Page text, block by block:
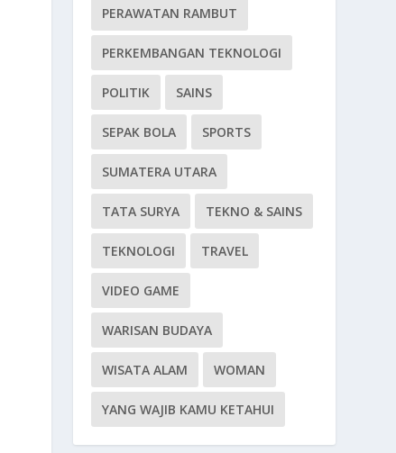
PERAWATAN RAMBUT
PERKEMBANGAN TEKNOLOGI
POLITIK SAINS
SEPAK BOLA SPORTS
SUMATERA UTARA
TATA SURYA TEKNO & SAINS
TEKNOLOGI TRAVEL
VIDEO GAME
WARISAN BUDAYA
WISATA ALAM WOMAN
YANG WAJIB KAMU KETAHUI